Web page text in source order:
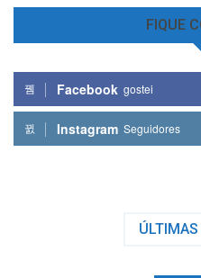
FIQUE
Facebook gostei
Instagram Seguidores